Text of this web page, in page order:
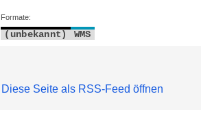
Formate:
(unbekannt) WMS
Diese Seite als RSS-Feed öffnen